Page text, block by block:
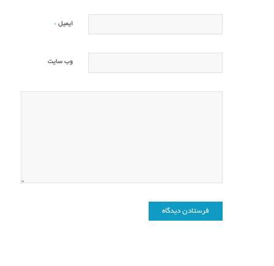
ایمیل *
وب‌ سایت